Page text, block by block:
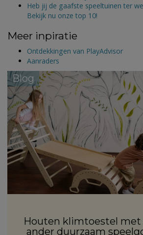
Heb jij de gaafste speeltuinen ter
Bekijk nu onze top 10!
Meer inpiratie
Ontdekkingen van PlayAdvisor
Aanraders
Blog
Houten klimtoestel met
ander duurzaam